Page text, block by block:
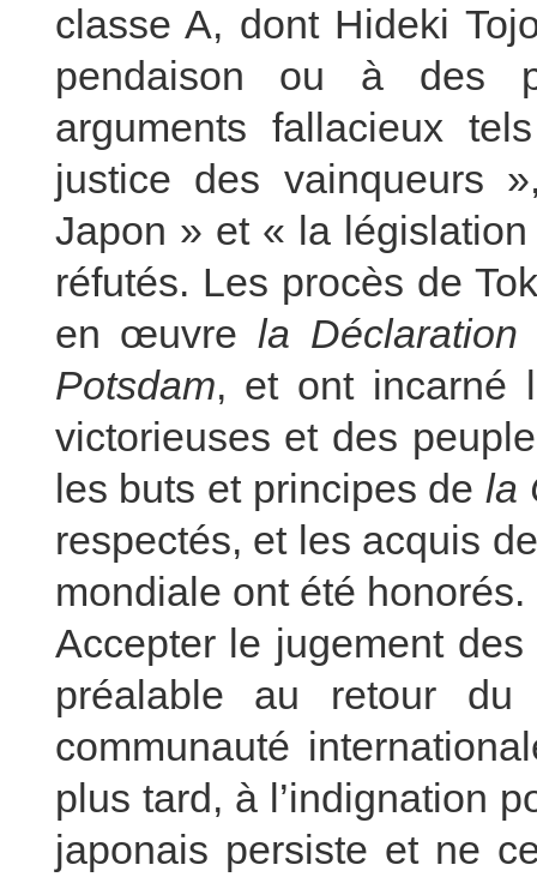
classe A, dont Hideki
pendaison ou à des
arguments fallacieux
justice des vainqueurs
Japon » et « la
réfutés. Les procès de
en œuvrela
Potsdam, et ont incarné
victorieuses et des
les buts et principes dela
respectés, et les acquis
mondiale ont été honorés.
Accepter le jugement
préalable au retour du
communauté
plus tard, à l’indignation
japonais persiste et ne